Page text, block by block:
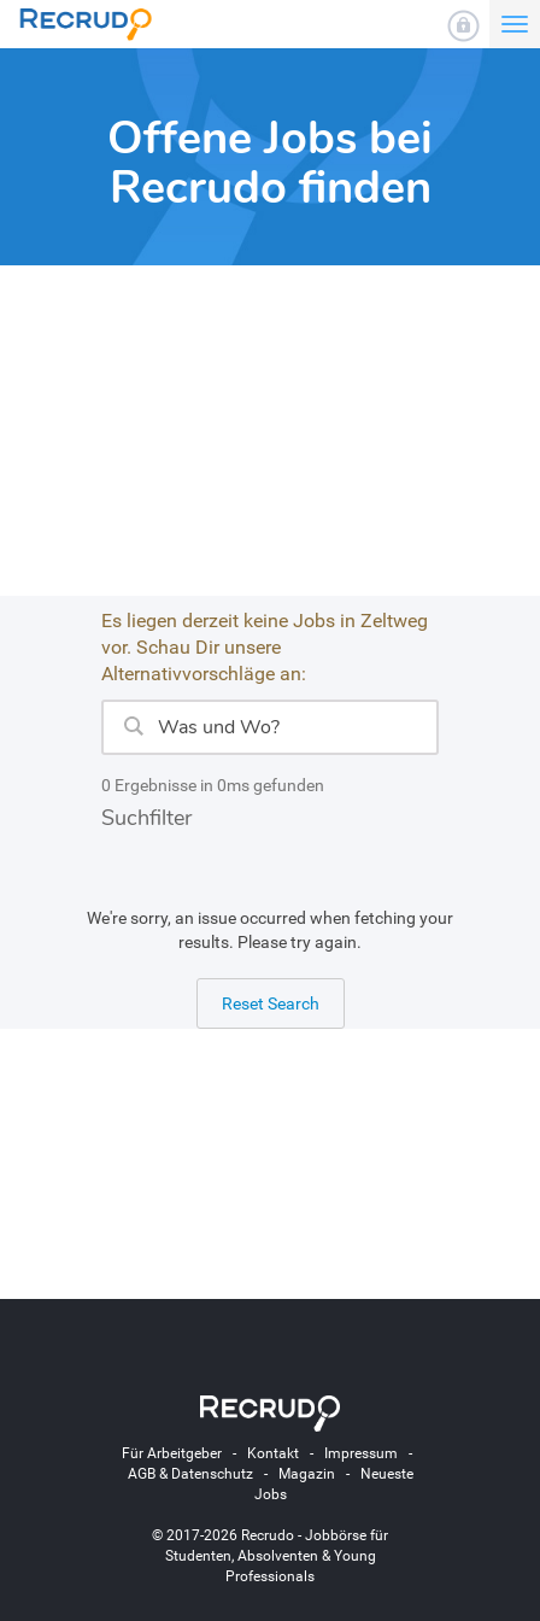
Offene Jobs bei
Recrudo finden
Es liegen derzeit keine Jobs in Zeltweg
vor. Schau Dir unsere
Alternativvorschläge an:
0 Ergebnisse in 0ms gefunden
Suchfilter
We're sorry, an issue occurred when fetching your
results. Please try again.
Reset Search
Für Arbeitgeber- Kontakt- Impressum -
AGB & Datenschutz- Magazin -
Neueste
Jobs
© 2017-2026 Recrudo - Jobbörse für
Studenten, Absolventen & Young
Professionals